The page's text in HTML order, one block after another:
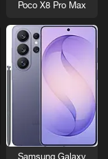
Poco X8 Pro Max